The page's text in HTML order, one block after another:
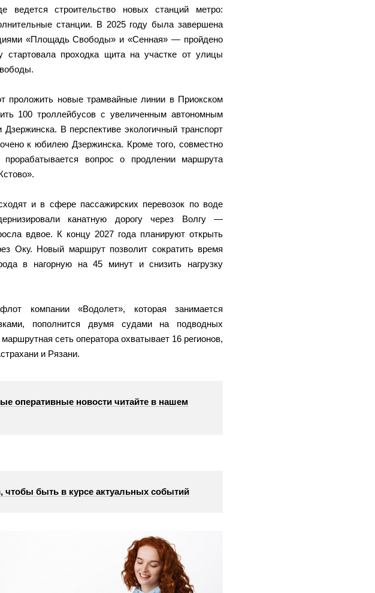
ведется строительство новых станций метро:
станции. В 2025 году была завершена
«Площадь Свободы» и «Сенная» — пройдено
стартовала проходка щита на участке от улицы
проложить новые трамвайные линии в Приокском
100 троллейбусов с увеличенным автономным
В перспективе экологичный транспорт
к юбилею Дзержинска. Кроме того, совместно
вопрос о продлении маршрута
и в сфере пассажирских перевозок по воде
канатную дорогу через Волгу —
вдвое. К концу 2027 года планируют открыть
Оку. Новый маршрут позволит сократить время
в нагорную на 45 минут и снизить нагрузку
компании «Водолет», которая занимается
пополнится двумя судами на подводных
сеть оператора охватывает 16 регионов,
и Рязани.
оперативные новости читайте в нашем
чтобы быть в курсе актуальных событий